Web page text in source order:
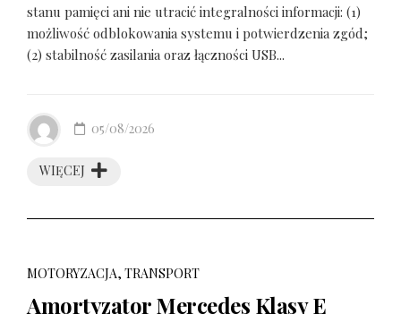
stanu pamięci ani nie utracić integralności informacji: (1)
możliwość odblokowania systemu i potwierdzenia zgód;
(2) stabilność zasilania oraz łączności USB...
WIĘCEJ
05/08/2026
MOTORYZACJA, TRANSPORT
Amortyzator Mercedes Klasy E